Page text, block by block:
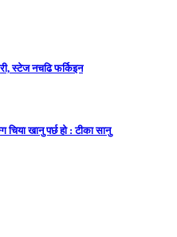
स्टेज नचढि फर्किइन
खानु पर्छ हो : टीका सानु